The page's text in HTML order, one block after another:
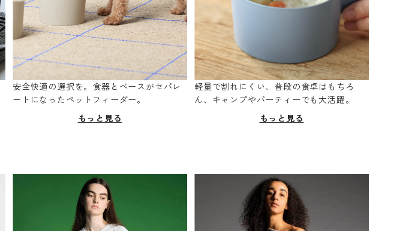
安全快適の選択を。食器とベースがセパレ
ートになったペットフィーダー。
もっと見る
軽量で割れにくい、普段の食卓はもちろ
ん、キャンプやパーティーでも大活躍。
もっと見る